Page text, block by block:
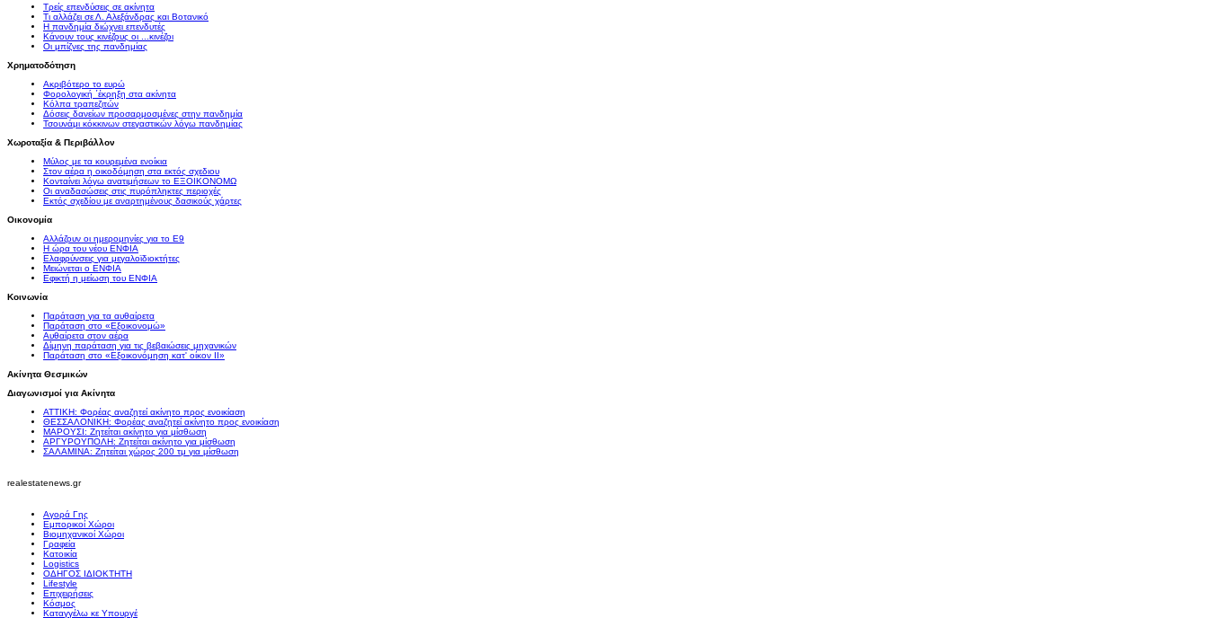
Τρείς επενδύσεις σε ακίνητα
Τι αλλάζει σε Λ. Αλεξάνδρας και Βοτανικό
Η πανδημία διώχνει επενδυτές
Κάνουν τους κινέζους οι ...κινέζοι
Οι μπίζνες της πανδημίας
Χρηματοδότηση
Ακριβότερο το ευρώ
Φορολογική ΄έκρηξη στα ακίνητα
Κόλπα τραπεζιτών
Δόσεις δανείων προσαρμοσμένες στην πανδημία
Τσουνάμι κόκκινων στεγαστικών λόγω πανδημίας
Χωροταξία & Περιβάλλον
Μύλος με τα κουρεμένα ενοίκια
Στον αέρα η οικοδόμηση στα εκτός σχεδιου
Κονταίνει λόγω ανατιμήσεων το ΕΞΟΙΚΟΝΟΜΩ
Οι αναδασώσεις στις πυρόπληκτες περιοχές
Εκτός σχεδίου με αναρτημένους δασικούς χάρτες
Οικονομία
Αλλάζουν οι ημερομηνίες για το Ε9
Η ώρα του νέου ΕΝΦΙΑ
Ελαφρύνσεις για μεγαλοϊδιοκτήτες
Μειώνεται ο ΕΝΦΙΑ
Εφικτή η μείωση του ΕΝΦΙΑ
Κοινωνία
Παράταση για τα αυθαίρετα
Παράταση στο «Εξοικονομώ»
Αυθαίρετα στον αέρα
Δίμηνη παράταση για τις βεβαιώσεις μηχανικών
Παράταση στο «Εξοικονόμηση κατ' οίκον II»
Ακίνητα Θεσμικών
Διαγωνισμοί για Ακίνητα
ΑΤΤΙΚΗ: Φορέας αναζητεί ακίνητο προς ενοικίαση
ΘΕΣΣΑΛΟΝΙΚΗ: Φορέας αναζητεί ακίνητο προς ενοικίαση
ΜΑΡΟΥΣΙ: Ζητείται ακίνητο για μίσθωση
ΑΡΓΥΡΟΥΠΟΛΗ: Ζητείται ακίνητο για μίσθωση
ΣΑΛΑΜΙΝΑ: Ζητείται χώρος 200 τμ για μίσθωση
realestatenews.gr
Αγορά Γης
Εμπορικοί Χώροι
Βιομηχανικοί Χώροι
Γραφεία
Κατοικία
Logistics
ΟΔΗΓΟΣ ΙΔΙΟΚΤΗΤΗ
Lifestyle
Επιχειρήσεις
Κόσμος
Καταγγέλω κε Υπουργέ